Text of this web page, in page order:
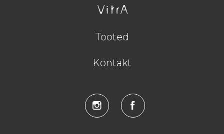
Tooted
Kontakt